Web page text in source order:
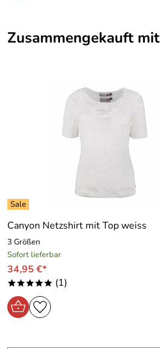
Zusammengekauft mit
Canyon Netzshirt mit Top weiss
3 Größen
Sofort lieferbar
34,95 €*
***** (1)